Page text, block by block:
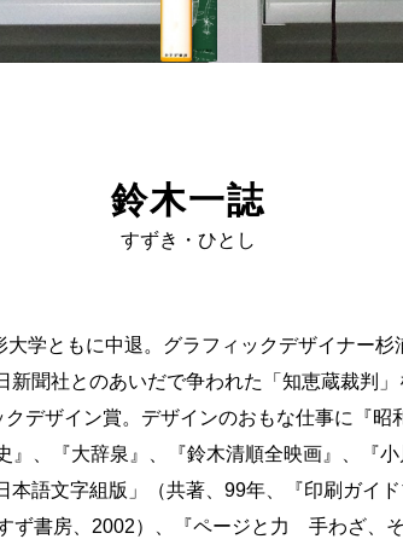
鈴木一誌
すずき・ひとし
学ともに中退。グラフィックデザイナー
聞社とのあいだで争われた「知恵蔵裁判
デザイン賞。デザインのおもな仕事に『
、『大辞泉』、『鈴木清順全映画』、『
本語文字組版」（共著、99年、『印刷ガ
ず書房、2002）、『ページと力 手わざ、